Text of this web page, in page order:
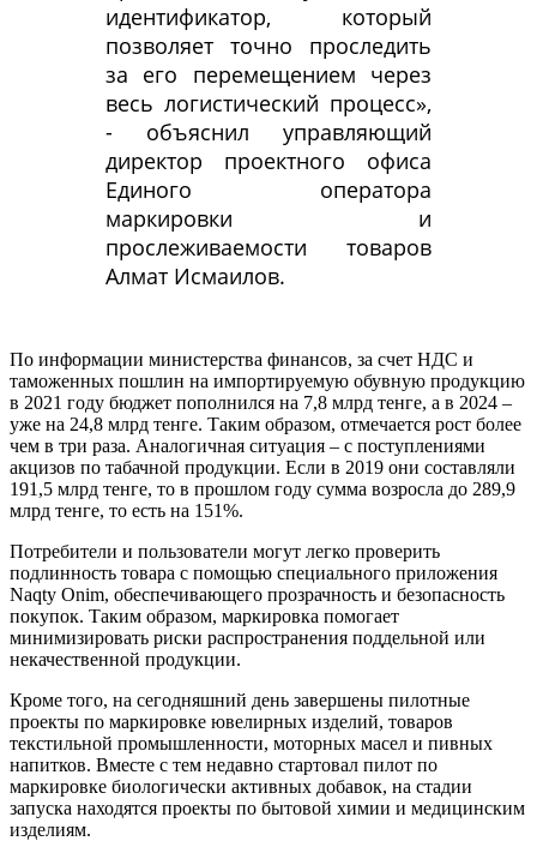
идентификатор, который
позволяет точно проследить
за его перемещением через
весь логистический процесс»,
- объяснил управляющий
директор проектного офиса
Единого оператора
маркировки и
прослеживаемости товаров
Алмат Исмаилов.
По информации министерства финансов, за счет НДС и
таможенных пошлин на импортируемую обувную продукцию
в 2021 году бюджет пополнился на 7,8 млрд тенге, а в 2024 –
уже на 24,8 млрд тенге. Таким образом, отмечается рост более
чем в три раза. Аналогичная ситуация – с поступлениями
акцизов по табачной продукции. Если в 2019 они составляли
191,5 млрд тенге, то в прошлом году сумма возросла до 289,9
млрд тенге, то есть на 151%.
Потребители и пользователи могут легко проверить
подлинность товара с помощью специального приложения
Naqty Onim, обеспечивающего прозрачность и безопасность
покупок. Таким образом, маркировка помогает
минимизировать риски распространения поддельной или
некачественной продукции.
Кроме того, на сегодняшний день завершены пилотные
проекты по маркировке ювелирных изделий, товаров
текстильной промышленности, моторных масел и пивных
напитков. Вместе с тем недавно стартовал пилот по
маркировке биологически активных добавок, на стадии
запуска находятся проекты по бытовой химии и медицинским
изделиям.